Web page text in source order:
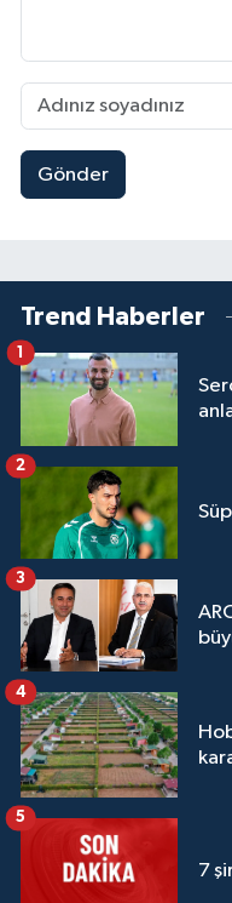
Gönder
Trend Haberler
1
2
3
4
7
5